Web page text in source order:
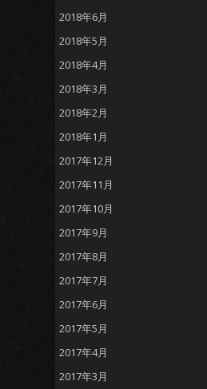
2018年6月
2018年5月
2018年4月
2018年3月
2018年2月
2018年1月
2017年12月
2017年11月
2017年10月
2017年9月
2017年8月
2017年7月
2017年6月
2017年5月
2017年4月
2017年3月